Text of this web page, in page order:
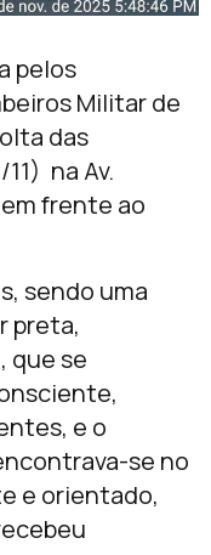
pelos
Militar de
das
na Av.
frente ao
sendo uma
preta,
que se
e o
se no
e orientado,